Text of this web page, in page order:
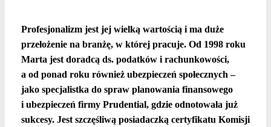
Profesjonalizm jest jej wielką wartością i ma duże
przełożenie na branżę, w której pracuje. Od 1998 roku
Marta jest doradcą ds. podatków i rachunkowości,
a od ponad roku również ubezpieczeń społecznych –
jako specjalistka do spraw planowania finansowego
i ubezpieczeń firmy Prudential, gdzie odnotowała już
sukcesy. Jest szczęśliwą posiadaczką certyfikatu Komisji